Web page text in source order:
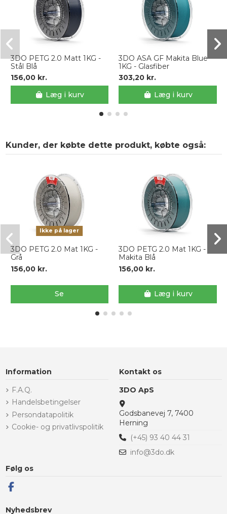
3DO PETG 2.0 Matt 1KG -
Stål Blå
156,00 kr.
Læg i kurv
3DO ASA GF Makita Blue
1KG - Glasfiber
303,20 kr.
Læg i kurv
Kunder, der købte dette produkt, købte også:
Ikke på lager
3DO PETG 2.0 Mat 1KG -
Grå
156,00 kr.
Se
3DO PETG 2.0 Mat 1KG -
Makita Blå
156,00 kr.
Læg i kurv
Information
F.A.Q.
Handelsbetingelser
Persondatapolitik
Cookie- og privatlivspolitik
Kontakt os
3DO ApS
Godsbanevej 7, 7400
Herning
(+45) 93 40 44 31
info@3do.dk
Følg os
Nyhedsbrev